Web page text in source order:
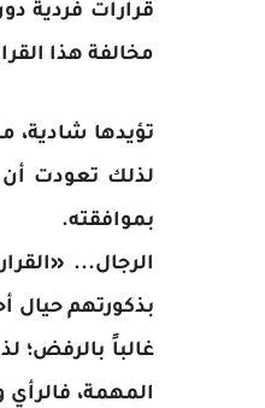
قرارات فردية
مخالفة هذا
تؤيدها شادية،
لذلك تعودت أن
بموافقته.
الرجال...
بذكورتهم حيال
غالباً بالرفض؛
المهمة،